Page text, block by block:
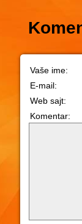
Vaše ime:
E-mail:
Web sajt:
Komentar: